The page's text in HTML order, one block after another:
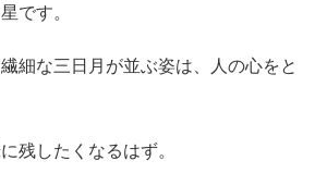
です。
細な三日月が並ぶ姿は、人の心をと
残したくなるはず。